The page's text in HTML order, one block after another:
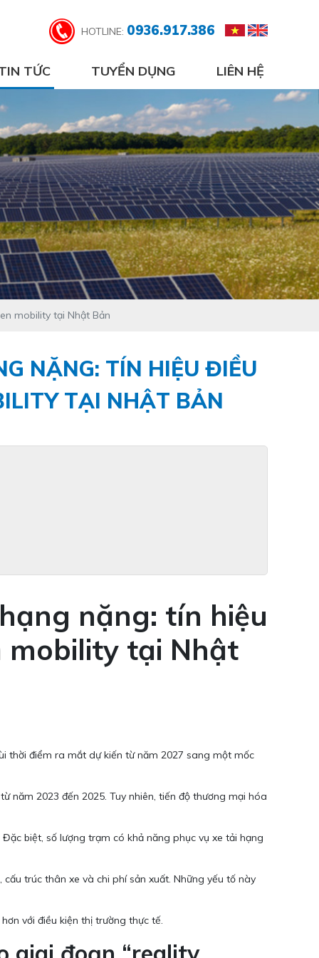
HOTLINE: 0936.917.386
TỨC TUYỂN DỤNG LIÊN HỆ
mobility tại Nhật Bản
NẶNG: TÍN HIỆU ĐIỀU
TẠI NHẬT BẢN
nặng: tín hiệu
mobility tại Nhật
thời điểm ra mắt dự kiến từ năm 2027 sang một mốc
2023 đến 2025. Tuy nhiên, tiến độ thương mại hóa
biệt, số lượng trạm có khả năng phục vụ xe tải hạng
trúc thân xe và chi phí sản xuất. Những yếu tố này
với điều kiện thị trường thực tế.